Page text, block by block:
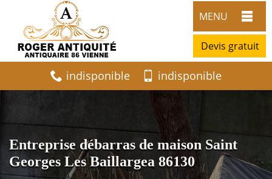
MENU
Devis gratuit
indisponible indisponible
Entreprise débarras de maison Saint
Georges Les Baillargea 86130